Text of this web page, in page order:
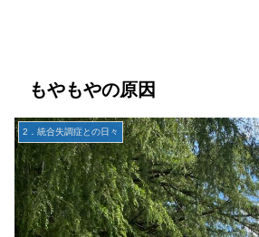
もやもやの原因
2．統合失調症との日々